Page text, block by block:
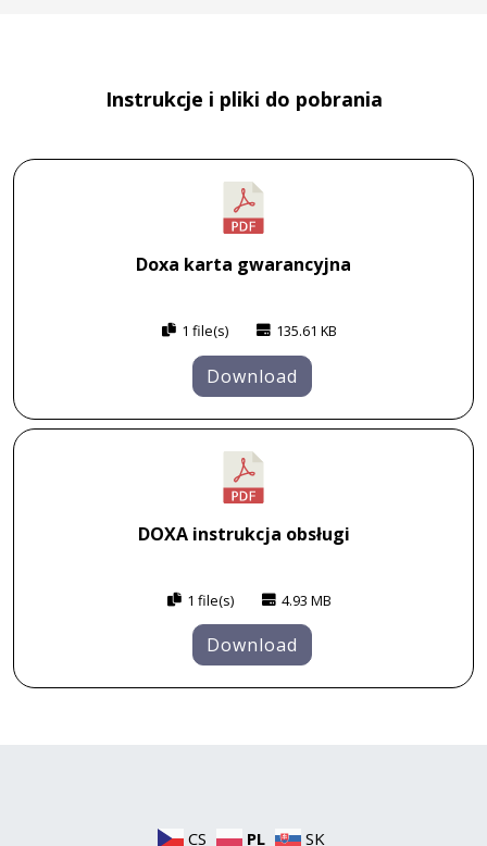
Instrukcje i pliki do pobrania
Doxa karta gwarancyjna
1 file(s) 135.61 KB
Download
DOXA instrukcja obsługi
1 file(s) 4.93 MB
Download
CS PL SK